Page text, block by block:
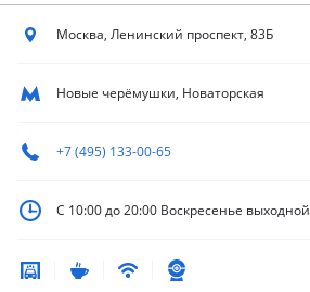
Москва, Ленинский проспект, 83Б
Новые черёмушки, Новаторская
+7 (495) 133-00-65
С 10:00 до 20:00 Воскресенье выходной